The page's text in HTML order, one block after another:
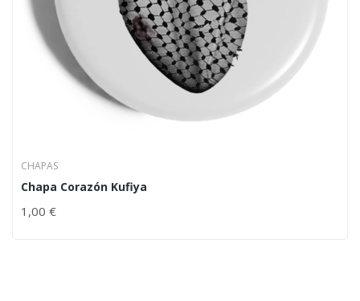
CHAPAS
Chapa Corazón Kufiya
1,00 €